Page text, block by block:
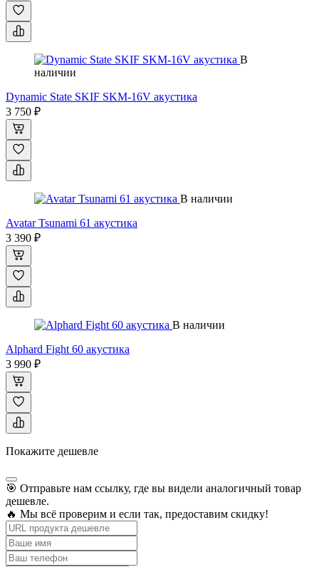
В
наличии
Dynamic State SKIF SKM-16V акустика
3 750 ₽
В наличии
Avatar Tsunami 61 акустика
3 390 ₽
В наличии
Alphard Fight 60 акустика
3 990 ₽
Покажите дешевле
🎯 Отправьте нам ссылку, где вы видели аналогичный товар
дешевле.
🔥 Мы всё проверим и если так, предоставим скидку!